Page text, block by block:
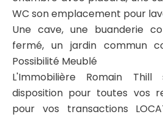
WC son emplacement pour
Une cave, une buanderie
fermé, un jardin commun
Possibilité Meublé
L'Immobilière Romain
disposition pour toutes vos
pour vos transactions